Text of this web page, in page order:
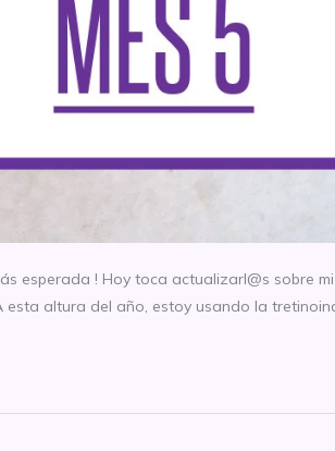
esperada ! Hoy toca actualizarl@s sobre
altura del año, estoy usando la